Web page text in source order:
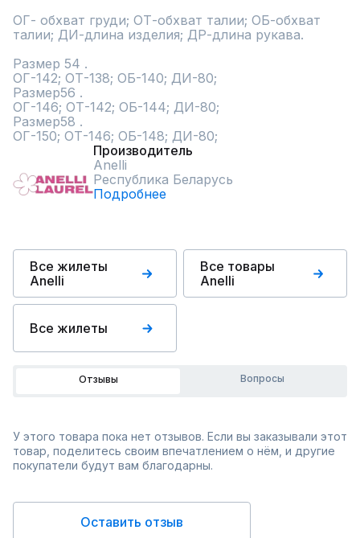
ОГ- обхват груди; ОТ-обхват талии; ОБ-обхват
талии; ДИ-длина изделия; ДР-длина рукава.
Размер 54 .
ОГ-142; ОТ-138; ОБ-140; ДИ-80;
Размер56 .
ОГ-146; ОТ-142; ОБ-144; ДИ-80;
Размер58 .
ОГ-150; ОТ-146; ОБ-148; ДИ-80;
Производитель
Anelli
Республика Беларусь
Подробнее
Все жилеты
Anelli
Все товары
Anelli
Все жилеты
Отзывы Вопросы
У этого товара пока нет отзывов. Если вы заказывали этот
товар, поделитесь своим впечатлением о нём, и другие
покупатели будут вам благодарны.
Оставить отзыв